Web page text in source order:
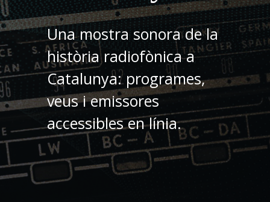
Una mostra sonora de la
història radiofònica a
Catalunya: programes,
veus i emissores
accessibles en línia.